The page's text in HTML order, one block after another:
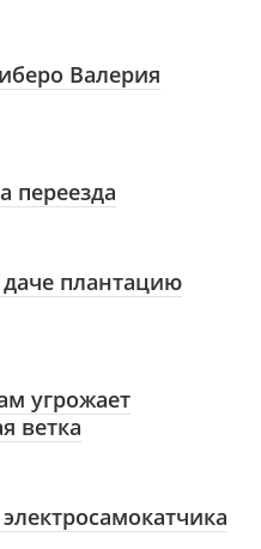
Валерия
переезда
плантацию
угрожает
ветка